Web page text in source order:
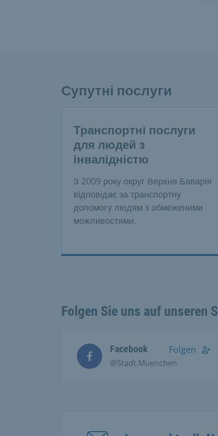
Супутні послуги
Транспортні послуги
для людей з
інвалідністю
З 2009 року округ Верхня Баварія
відповідає за транспортну
допомогу людям з обмеженими
можливостями.
Folgen Sie uns auf unseren
Facebook
@Stadt.Muenchen
Folgen